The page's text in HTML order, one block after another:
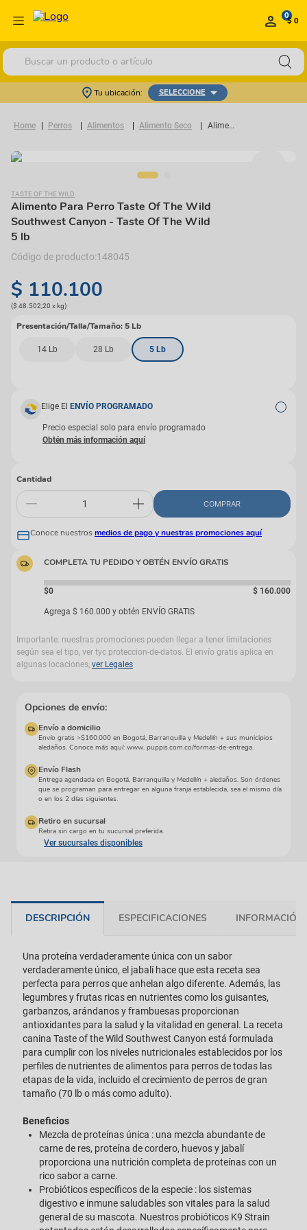
0$ 0
Buscar un producto o artículo
Tu ubicación: SELECCIONE
Perros Alimentos Alimento Seco Alimento Para Perro Taste Of The Wild Southwest Canyon
TASTE OF THE WILD
Alimento Para Perro Taste Of The Wild
Southwest Canyon - Taste Of The Wild
5 lb
148045
$ 110.100
($ 48.502,20 x kg)
Presentación/Talla/Tamaño:5 Lb
14 Lb 28 Lb 5 Lb
Elige El ENVÍO PROGRAMADO
Precio especial solo para envío programado
Cantidad
COMPRAR
Conoce nuestros medios de pago y nuestras promociones aquí
COMPLETA TU PEDIDO Y OBTÉN ENVÍO GRATIS
$0 $ 160.000
Agrega $ 160.000 y obtén ENVÍO GRATIS
Importante: nuestras promociones pueden llegar a tener limitaciones
según sea el tipo, ver tyc proteccion-de-datos. El envío gratis aplica en
algunas locaciones, ver Legales
Opciones de envío:
Envío a domicilio
Envío gratis >$160.000 en Bogotá, Barranquilla y Medellín + sus municipios
aledaños. Conoce más aquí: www. puppis.com.co/formas-de-entrega.
Envío Flash
Entrega agendada en Bogotá, Barranquilla y Medellín + aledaños. Son órdenes
que se programan para entregar en alguna franja establecida, sea el mismo día
o en los 2 días siguientes.
Retiro en sucursal
Retira sin cargo en tu sucursal preferida.
Ver sucursales disponibles
DESCRIPCIÓN ESPECIFICACIONES
Una proteína verdaderamente única con un sabor
verdaderamente único, el jabalí hace que esta receta sea
perfecta para perros que anhelan algo diferente. Además, las
legumbres y frutas ricas en nutrientes como los guisantes,
garbanzos, arándanos y frambuesas proporcionan
antioxidantes para la salud y la vitalidad en general. La receta
canina Taste of the Wild Southwest Canyon está formulada
para cumplir con los niveles nutricionales establecidos por los
perfiles de nutrientes de alimentos para perros de todas las
etapas de la vida, incluido el crecimiento de perros de gran
tamaño (70 lb o más como adulto).
Beneficios
Mezcla de proteínas única : una mezcla abundante de
carne de res, proteína de cordero, huevos y jabalí
proporciona una nutrición completa de proteínas con un
rico sabor a carne.
Probióticos específicos de la especie : los sistemas
digestivo e inmune saludables son vitales para la salud
general de su mascota. Nuestros probióticos K9 Strain